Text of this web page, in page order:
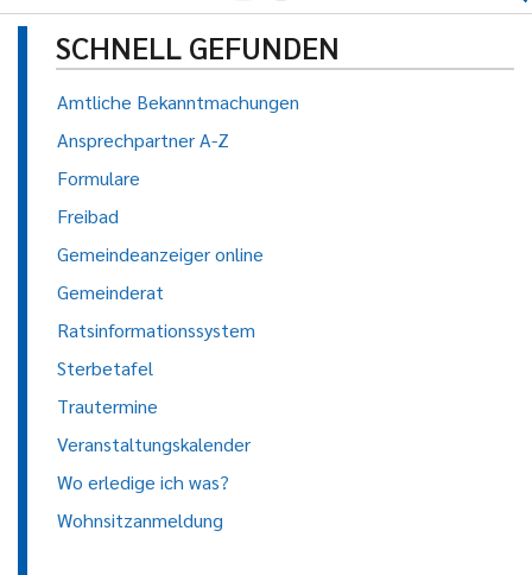
SCHNELL GEFUNDEN
Amtliche Bekanntmachungen
Ansprechpartner A-Z
Formulare
Freibad
Gemeindeanzeiger online
Gemeinderat
Ratsinformationssystem
Sterbetafel
Trautermine
Veranstaltungskalender
Wo erledige ich was?
Wohnsitzanmeldung